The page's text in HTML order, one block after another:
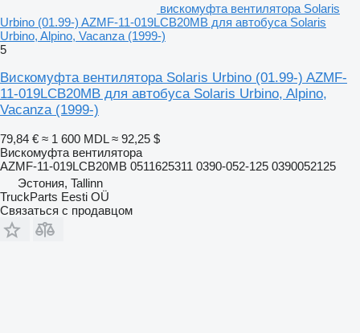
вискомуфта вентилятора Solaris
Urbino (01.99-) AZMF-11-019LCB20MB для автобуса Solaris
Urbino, Alpino, Vacanza (1999-)
5
Вискомуфта вентилятора Solaris Urbino (01.99-) AZMF-
11-019LCB20MB для автобуса Solaris Urbino, Alpino,
Vacanza (1999-)
79,84 € ≈ 1 600 MDL ≈ 92,25 $
Вискомуфта вентилятора
AZMF-11-019LCB20MB 0511625311 0390-052-125 0390052125
Эстония, Tallinn
TruckParts Eesti OÜ
Связаться с продавцом